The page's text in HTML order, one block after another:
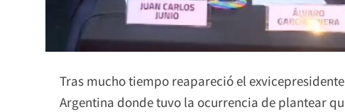
Tras mucho tiempo reapareció el
Argentina donde tuvo la ocurrencia de plantear